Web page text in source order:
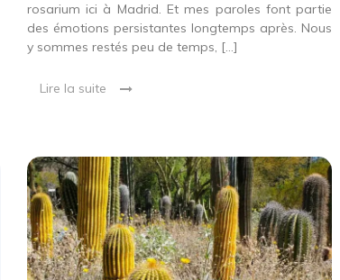
rosarium ici à Madrid. Et mes paroles font partie
des émotions persistantes longtemps après. Nous
y sommes restés peu de temps, […]
Lire la suite